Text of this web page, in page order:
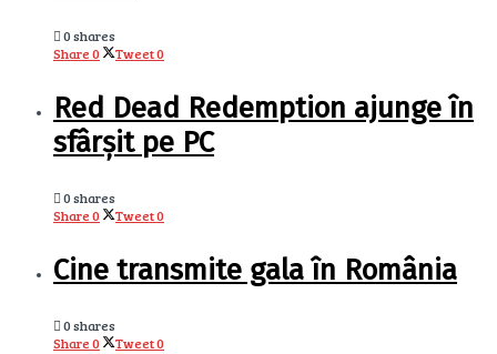
0 shares
Share0 Tweet0
Red Dead Redemption ajunge în
sfârșit pe PC
0 shares
Share0 Tweet0
Cine transmite gala în România
0 shares
Share0 Tweet0